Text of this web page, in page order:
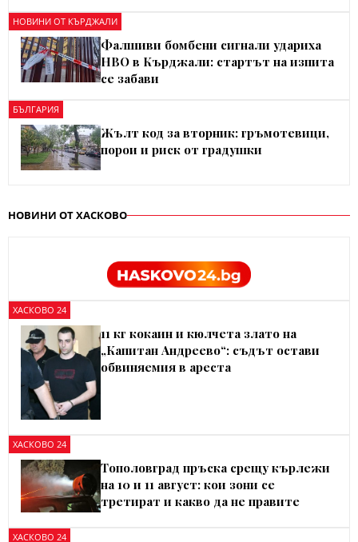
НОВИНИ ОТ КЪРДЖАЛИ
Фалшиви бомбени сигнали удариха
НВО в Кърджали: стартът на изпита
се забави
БЪЛГАРИЯ
Жълт код за вторник: гръмотевици,
порои и риск от градушки
НОВИНИ ОТ ХАСКОВО
ХАСКОВО 24
11 кг кокаин и кюлчета злато на
„Капитан Андреево“: съдът остави
обвиняемия в ареста
ХАСКОВО 24
Тополовград пръска срещу кърлежи
на 10 и 11 август: кои зони се
третират и какво да не правите
ХАСКОВО 24